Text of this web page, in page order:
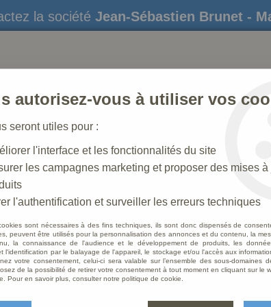
la société Jean-Sébastien Brunet -
STATUES CRÈCHES DE NOËL
à l'Enfant >Statue Vierge à l'Enfant colorée
autorisez-vous à utiliser vos
seront utiles pour :
l'interface et les fonctionnalités du site
les campagnes marketing et proposer des mises
l'authentification et surveiller les erreurs techniques
sont nécessaires à des fins techniques, ils sont donc dispensés de
peuvent être utilisés pour la personnalisation des annonces et du contenu, la
la connaissance de l'audience et le développement de produits, les
l'identification par le balayage de l'appareil, le stockage et/ou l'accès aux
votre consentement, celui-ci sera valable sur l’ensemble des sous-domaines
de la possibilité de retirer votre consentement à tout moment en cliquant sur le
Pour en savoir plus, consulter notre politique de cookie.